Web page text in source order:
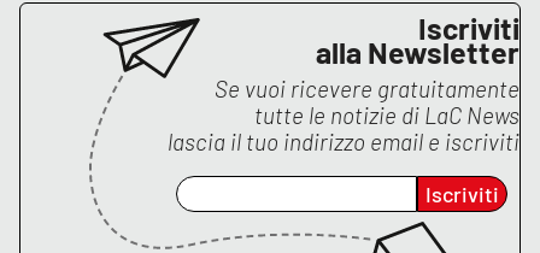
Cosenzachannel.it
Ilvibonese.it
Catanzarochannel.it
Iscriviti
alla Newsletter
Se vuoi ricevere gratuitamente
tutte le notizie di LaC News
lascia il tuo indirizzo email e iscriviti
Iscriviti